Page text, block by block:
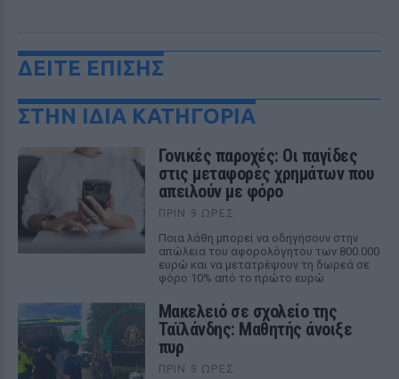
ΔΕΙΤΕ ΕΠΙΣΗΣ
ΣΤΗΝ ΙΔΙΑ ΚΑΤΗΓΟΡΙΑ
Γονικές παροχές: Οι παγίδες
στις μεταφορές χρημάτων που
απειλούν με φόρο
ΠΡΙΝ 9 ΏΡΕΣ
Ποια λάθη μπορεί να οδηγήσουν στην
απώλεια του αφορολόγητου των 800.000
ευρώ και να μετατρέψουν τη δωρεά σε
φόρο 10% από το πρώτο ευρώ
Μακελειό σε σχολείο της
Ταϊλάνδης: Μαθητής άνοιξε
πυρ
ΠΡΙΝ 9 ΏΡΕΣ